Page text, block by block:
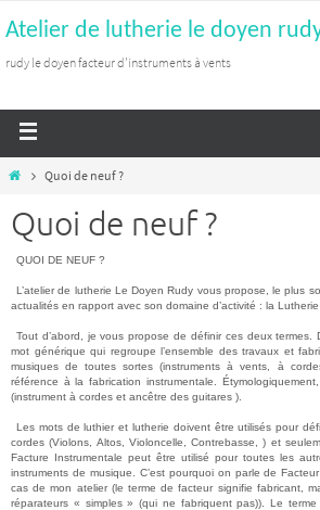
Atelier de lutherie le doyen
rudy le doyen facteur d'instruments à vents
Quoi de neuf ?
Quoi de neuf ?
QUOI DE NEUF ?
L’atelier de lutherie Le Doyen Rudy vous propose, le plus
actualités en rapport avec son domaine d’activité : la
Tout d’abord, je vous propose de définir ces deux
mot générique qui regroupe l’ensemble des travaux et
musiques de toutes sortes (instruments à vents, à
référence à la fabrication instrumentale.
(instrument à cordes et ancêtre des guitares ).
Les mots de luthier et lutherie doivent être utilisés pour
cordes (Violons, Altos, Violoncelle, Contrebasse, ) et
Facture Instrumentale peut être utilisé pour toutes les
instruments de musique. C’est pourquoi on parle de
cas de mon atelier (le terme de facteur signifie fabricant,
réparateurs « simples » (qui ne fabriquent pas)). Le